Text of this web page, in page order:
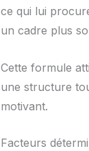
ce qui lui
un cadre plus
Cette formule
une structure
motivant.
Facteurs